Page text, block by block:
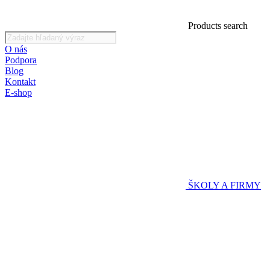
Products search
O nás
Podpora
Blog
Kontakt
E-shop
ŠKOLY A FIRMY